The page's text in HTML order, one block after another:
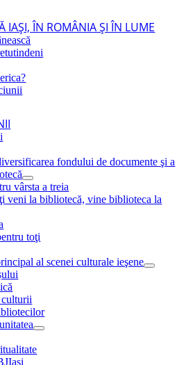
IAŞI, ÎN ROMÂNIA ŞI ÎN LUME
fondului de documente şi a
vârsta a treia
veni la bibliotecă, vine biblioteca la
toţi
al scenei culturale ieşene